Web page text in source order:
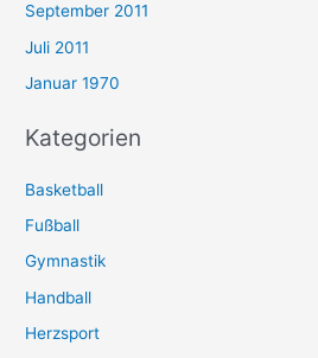
September 2011
Juli 2011
Januar 1970
Kategorien
Basketball
Fußball
Gymnastik
Handball
Herzsport